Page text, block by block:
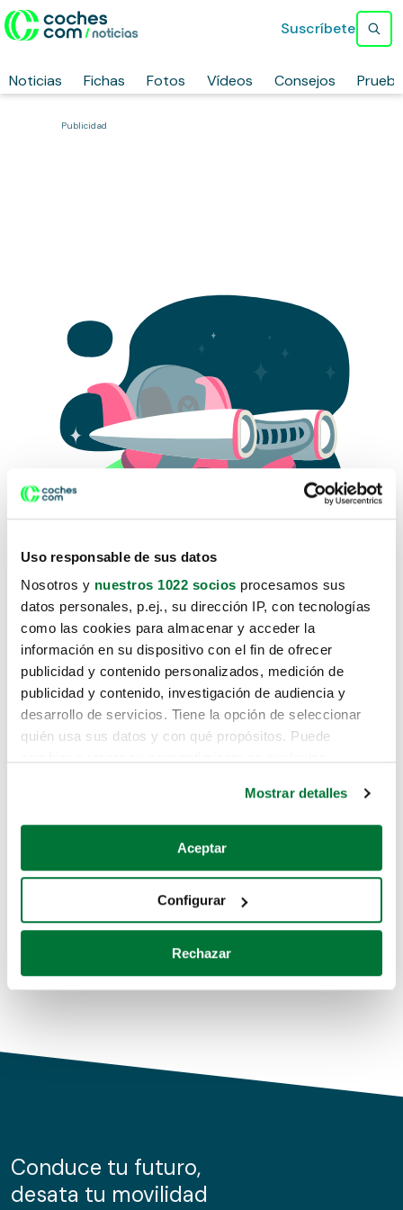
Uso responsable de sus datos
Nosotros y nuestros 1022 socios procesamos sus
datos personales, p.ej., su dirección IP, con tecnologías
como las cookies para almacenar y acceder la
información en su dispositivo con el fin de ofrecer
publicidad y contenido personalizados, medición de
publicidad y contenido, investigación de audiencia y
desarrollo de servicios. Tiene la opción de seleccionar
quién usa sus datos y con qué propósitos. Puede
Si lo permite, también quisiéramos:
Recopilar información sobre su ubicación geográfica
Identificar su dispositivo analizándolo activamente
para buscar características específicas (huellas
Obtenga más información sobre cómo se procesan sus
de cookies.
información sobre el uso que haga del sitio web con
nuestros partners de redes sociales, publicidad y análisis
Mostrar detalles
Aceptar
Configurar
Rechazar
Noticias Fichas Fotos Vídeos Consejos
Suscríbete
Publicidad
Lo sentimos, no sabemos como
te hemos traido hasta aquí.
Pero puedes encontrar el coche que estás
buscando en alguno de estos enlaces:
Coches de segunda mano
Coches de km0
Conduce tu futuro,
desata tu movilidad